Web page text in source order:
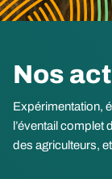
Nos
Expérimentation,
l’éventail complet
des agriculteurs,